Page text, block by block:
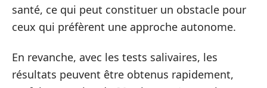
santé, ce qui peut constituer un obstacle pour
ceux qui préfèrent une approche autonome.
En revanche, avec les tests salivaires, les
résultats peuvent être obtenus rapidement,